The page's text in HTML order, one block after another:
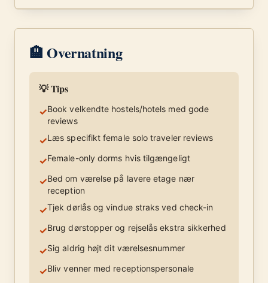
🏨 Overnatning
💡 Tips
✓Book velkendte hostels/hotels med gode
reviews
✓Læs specifikt female solo traveler reviews
✓Female-only dorms hvis tilgængeligt
✓Bed om værelse på lavere etage nær
reception
✓Tjek dørlås og vindue straks ved check-in
✓Brug dørstopper og rejselås ekstra sikkerhed
✓Sig aldrig højt dit værelsesnummer
✓Bliv venner med receptionspersonale